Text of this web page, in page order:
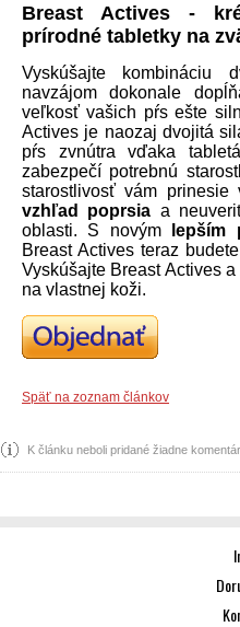
Breast Actives -
prírodné tabletky na
Vyskúšajte kombináciu
navzájom dokonale
veľkosť vašich pŕs ešte
Actives je naozaj dvojitá
pŕs zvnútra vďaka
zabezpečí potrebnú
starostlivosť vám
vzhľad poprsia a
oblasti. S novým
lepším
Breast Actives teraz
Vyskúšajte Breast Actives
na vlastnej koži.
Späť na zoznam článkov
K článku neboli pridané žiadne